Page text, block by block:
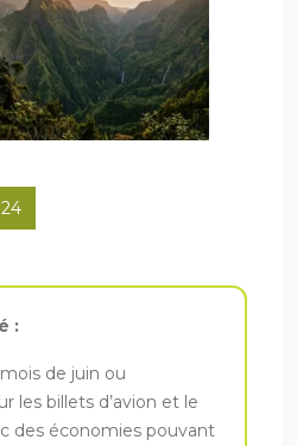
:
de juin ou
les billets d’avion et le
des économies pouvant